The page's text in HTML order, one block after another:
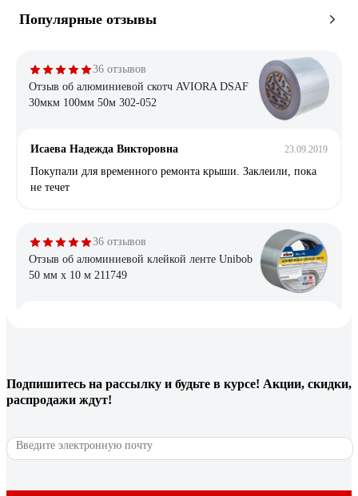
Популярные отзывы
36 отзывов
Отзыв об алюминиевой скотч AVIORA DSAF
30мкм 100мм 50м 302-052
Исаева Надежда Викторовна 23.09.2019
Покупали для временного ремонта крыши. Заклеили, пока
не течет
36 отзывов
Отзыв об алюминиевой клейкой ленте Unibob
50 мм х 10 м 211749
15 отзывов
12268-50-50
Подпишитесь на рассылку и будьте в курсе! Акции, скидки,
распродажи ждут!